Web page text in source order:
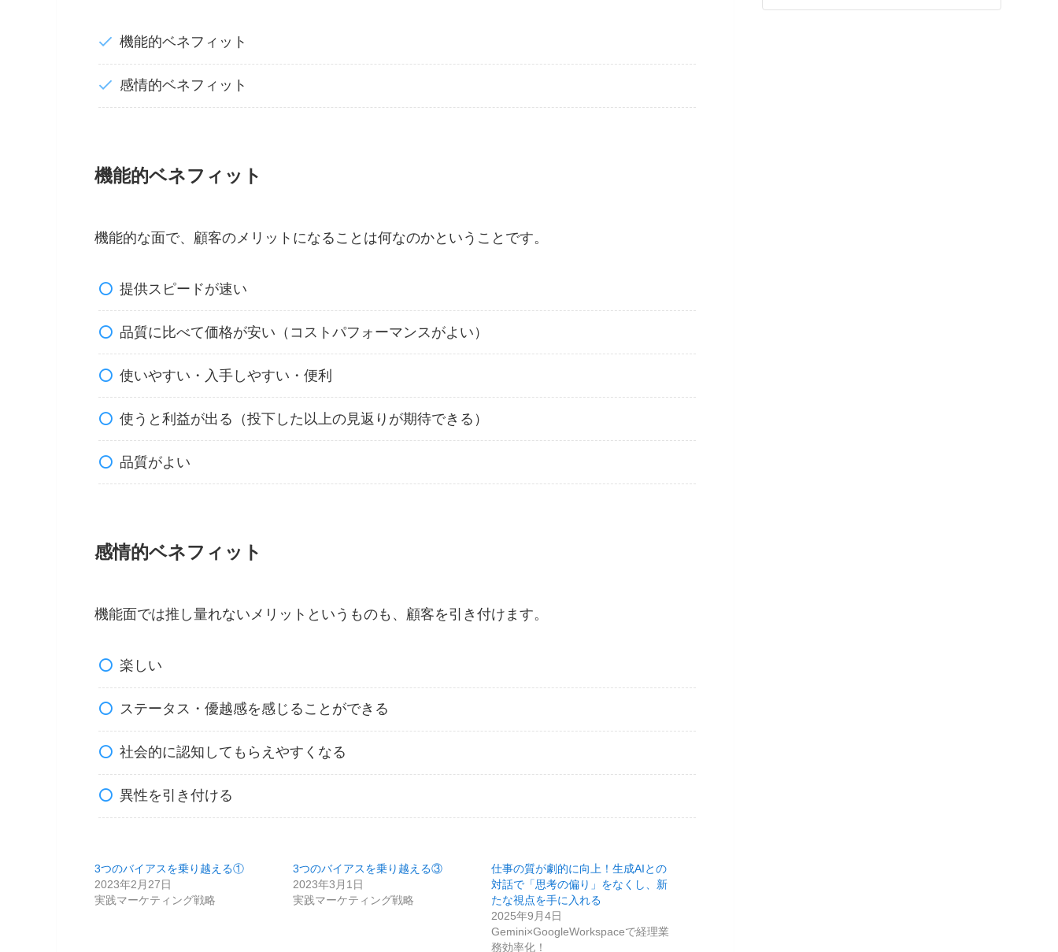
機能的ベネフィット
感情的ベネフィット
機能的ベネフィット
機能的な面で、顧客のメリットになることは何なのかということです。
提供スピードが速い
品質に比べて価格が安い（コストパフォーマンスがよい）
使いやすい・入手しやすい・便利
使うと利益が出る（投下した以上の見返りが期待できる）
品質がよい
感情的ベネフィット
機能面では推し量れないメリットというものも、顧客を引き付けます。
楽しい
ステータス・優越感を感じることができる
社会的に認知してもらえやすくなる
異性を引き付ける
3つのバイアスを乗り越える①
2023年2月27日
実践マーケティング戦略
3つのバイアスを乗り越える③
2023年3月1日
実践マーケティング戦略
仕事の質が劇的に向上！生成AIとの
対話で「思考の偏り」をなくし、新
たな視点を手に入れる
2025年9月4日
Gemini×GoogleWorkspaceで経理業
務効率化！